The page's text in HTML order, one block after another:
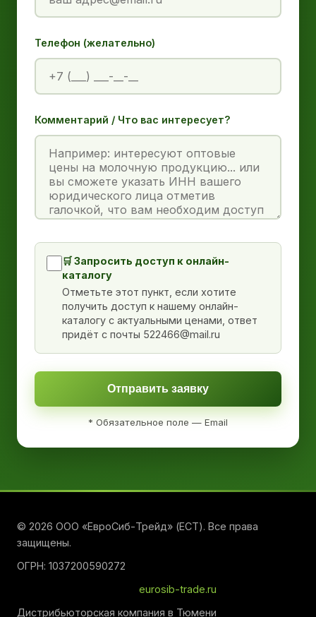
Телефон (желательно)
Комментарий / Что вас интересует?
🛒 Запросить доступ к онлайн-
каталогу
Отметьте этот пункт, если хотите
получить доступ к нашему онлайн-
каталогу с актуальными ценами, ответ
придёт с почты 522466@mail.ru
Отправить заявку
* Обязательное поле — Email
© 2026 ООО «ЕвроСиб-Трейд» (ЕСТ). Все права
защищены.
ОГРН: 1037200590272
eurosib-trade.ru
Дистрибьюторская компания в Тюмени